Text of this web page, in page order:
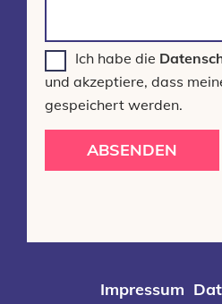
Ich habe die
und akzeptiere, dass
gespeichert werden.
ABSENDEN
Impressum